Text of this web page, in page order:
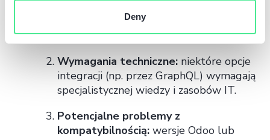
Deny
zaawansowanych integracjach opartych o
API lub płatne moduły.
Wymagania techniczne: niektóre opcje
integracji (np. przez GraphQL) wymagają
specjalistycznej wiedzy i zasobów IT.
Potencjalne problemy z
kompatybilnością: wersje Odoo lub